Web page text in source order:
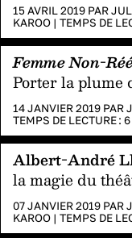
15 AVRIL 2019 PAR
KAROO | TEMPS DE
Femme Non-
Porter la plume
14 JANVIER 2019 PAR
TEMPS DE LECTURE : 6
Albert-André
la magie du
07 JANVIER 2019 PAR
KAROO | TEMPS DE